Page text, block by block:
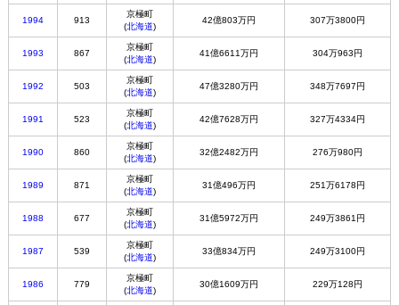
1994 913
京極町
(北海道)
42億803万円 307万3800円
1993 867
京極町
(北海道)
41億6611万円 304万963円
1992 503
京極町
(北海道)
47億3280万円 348万7697円
1991 523
京極町
(北海道)
42億7628万円 327万4334円
1990 860
京極町
(北海道)
32億2482万円 276万980円
1989 871
京極町
(北海道)
31億496万円 251万6178円
1988 677
京極町
(北海道)
31億5972万円 249万3861円
1987 539
京極町
(北海道)
33億834万円 249万3100円
1986 779
京極町
(北海道)
30億1609万円 229万128円